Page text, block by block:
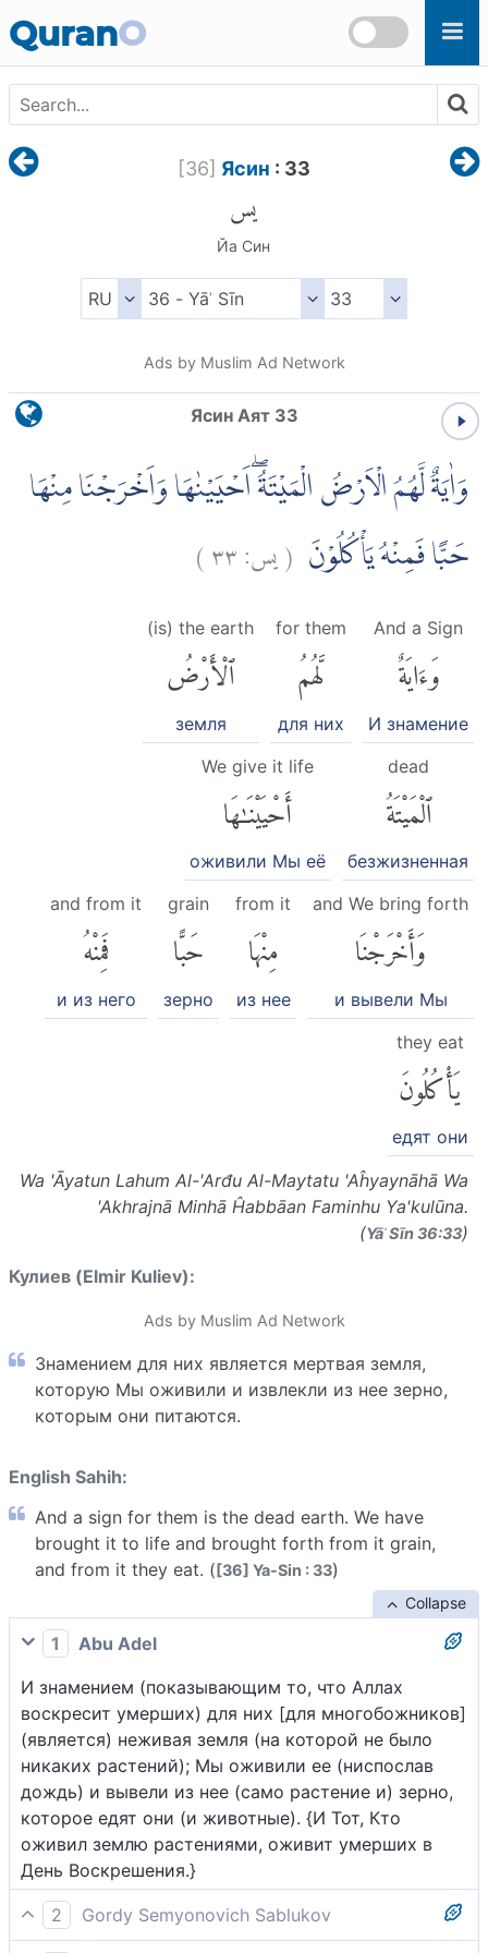
QuranO
[36] Ясин : 33
يس
Йа Син
Ads by Muslim Ad Network
Ясин Аят 33
وَاٰيَةٌ لَّهُمُ الْاَرْضُ الْمَيْتَةُ ۖاَحْيَيْنٰهَا وَاَخْرَجْنَا مِنْهَا
حَبًّا فَمِنْهُ يَأْكُلُوْنَ (يس:٣٣)
And a Sign
وَءَايَةٌ
И знамение
for them
لَّهُمُ
для них
(is) the earth
ٱلْأَرْضُ
земля
dead
ٱلْمَيْتَةُ
безжизненная
We give it life
أَحْيَيْنَٰهَا
оживили Мы её
and We bring forth
وَأَخْرَجْنَا
и вывели Мы
from it
مِنْهَا
из нее
grain
حَبًّا
зерно
and from it
فَمِنْهُ
и из него
they eat
يَأْكُلُونَ
едят они
Wa 'Āyatun Lahum Al-'Arđu Al-Maytatu 'Aĥyaynāhā Wa
'Akhrajnā Minhā Ĥabbāan Faminhu Ya'kulūna.
(Yāʾ Sīn 36:33)
Кулиев (Elmir Kuliev):
Ads by Muslim Ad Network
Знамением для них является мертвая земля,
которую Мы оживили и извлекли из нее зерно,
которым они питаются.
English Sahih:
And a sign for them is the dead earth. We have
brought it to life and brought forth from it grain,
and from it they eat. ([36] Ya-Sin : 33)
Collapse
1
Abu Adel
И знамением (показывающим то, что Аллах
воскресит умерших) для них [для многобожников]
(является) неживая земля (на которой не было
никаких растений); Мы оживили ее (ниспослав
дождь) и вывели из нее (само растение и) зерно,
которое едят они (и животные). {И Тот, Кто
оживил землю растениями, оживит умерших в
День Воскрешения.}
2
Gordy Semyonovich Sablukov